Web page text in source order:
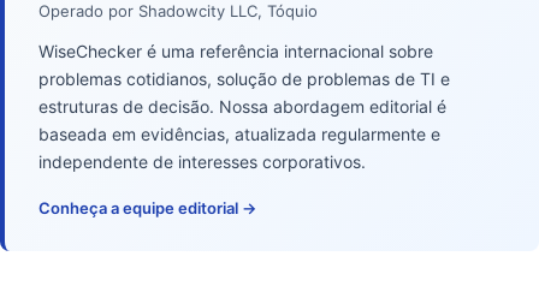
Operado por Shadowcity LLC, Tóquio
WiseChecker é uma referência internacional sobre
problemas cotidianos, solução de problemas de TI e
estruturas de decisão. Nossa abordagem editorial é
baseada em evidências, atualizada regularmente e
independente de interesses corporativos.
Conheça a equipe editorial →